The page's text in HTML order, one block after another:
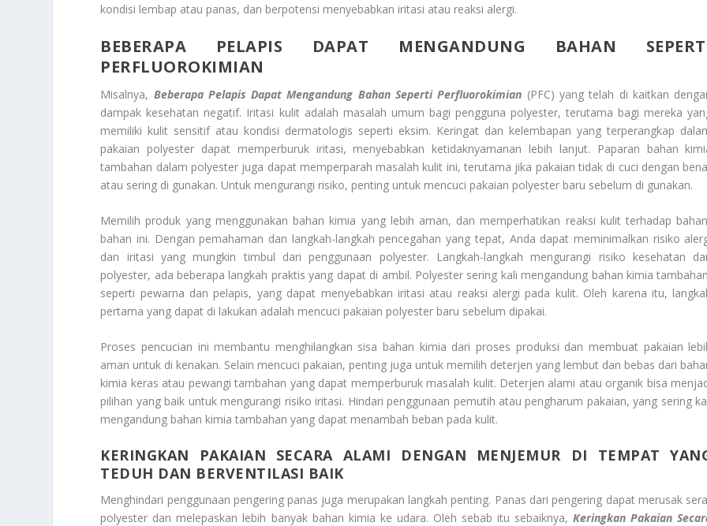
kondisi lembap atau panas, dan berpotensi menyebabkan iritasi atau reaksi alergi.
BEBERAPA PELAPIS DAPAT MENGANDUNG BAHAN
PERFLUOROKIMIAN
Misalnya, Beberapa Pelapis Dapat Mengandung Bahan Seperti Perfluorokimian (PFC) yang telah di kaitkan
dampak kesehatan negatif. Iritasi kulit adalah masalah umum bagi pengguna polyester, terutama bagi mereka
memiliki kulit sensitif atau kondisi dermatologis seperti eksim. Keringat dan kelembapan yang terperangkap
pakaian polyester dapat memperburuk iritasi, menyebabkan ketidaknyamanan lebih lanjut. Paparan bahan
tambahan dalam polyester juga dapat memperparah masalah kulit ini, terutama jika pakaian tidak di cuci dengan
atau sering di gunakan. Untuk mengurangi risiko, penting untuk mencuci pakaian polyester baru sebelum di gunakan.
Memilih produk yang menggunakan bahan kimia yang lebih aman, dan memperhatikan reaksi kulit terhadap
bahan ini. Dengan pemahaman dan langkah-langkah pencegahan yang tepat, Anda dapat meminimalkan risiko
dan iritasi yang mungkin timbul dari penggunaan polyester. Langkah-langkah mengurangi risiko kesehatan
polyester, ada beberapa langkah praktis yang dapat di ambil. Polyester sering kali mengandung bahan kimia
seperti pewarna dan pelapis, yang dapat menyebabkan iritasi atau reaksi alergi pada kulit. Oleh karena itu,
pertama yang dapat di lakukan adalah mencuci pakaian polyester baru sebelum dipakai.
Proses pencucian ini membantu menghilangkan sisa bahan kimia dari proses produksi dan membuat pakaian
aman untuk di kenakan. Selain mencuci pakaian, penting juga untuk memilih deterjen yang lembut dan bebas dari
kimia keras atau pewangi tambahan yang dapat memperburuk masalah kulit. Deterjen alami atau organik bisa
pilihan yang baik untuk mengurangi risiko iritasi. Hindari penggunaan pemutih atau pengharum pakaian, yang sering
mengandung bahan kimia tambahan yang dapat menambah beban pada kulit.
KERINGKAN PAKAIAN SECARA ALAMI DENGAN MENJEMUR DI TEMPAT
TEDUH DAN BERVENTILASI BAIK
Menghindari penggunaan pengering panas juga merupakan langkah penting. Panas dari pengering dapat merusak
polyester dan melepaskan lebih banyak bahan kimia ke udara. Oleh sebab itu sebaiknya,Keringkan Pakaian